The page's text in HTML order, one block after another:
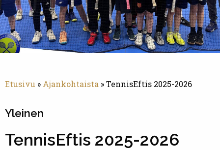
JUNIORITOIMINTA
PADELTOIMINTA
KILPAILUT JA SARJAT
Etusivu » Ajankohtaista »TennisEftis 2025-2026
Yleinen
TennisEftis 2025-2026